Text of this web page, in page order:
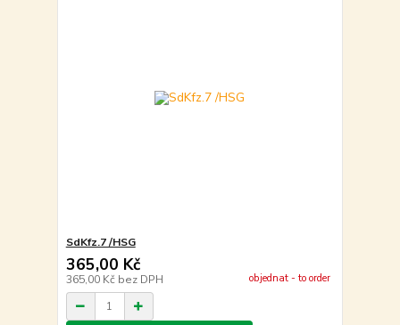
SdKfz.7 /HSG
365,00 Kč
365,00 Kč bez DPH objednat - to order